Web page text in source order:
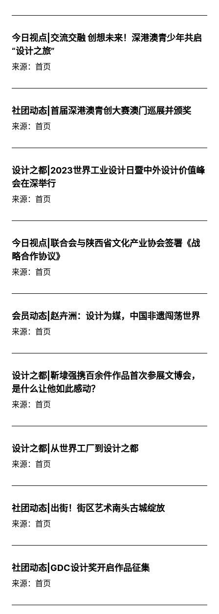
今日视点|交流交融 创想未来！深港澳青少年共启
“设计之旅”
来源：首页
社团动态|首届深港澳青创大赛澳门巡展并颁奖
来源：首页
设计之都|2023世界工业设计日暨中外设计价值峰
会在深举行
来源：首页
今日视点|联合会与陕西省文化产业协会签署《战
略合作协议》
来源：首页
会员动态|赵卉洲：设计为媒，中国非遗闯荡世界
来源：首页
设计之都|靳埭强携百余件作品首次参展文博会，
是什么让他如此感动？
来源：首页
设计之都|从世界工厂到设计之都
来源：首页
社团动态|出街！街区艺术南头古城绽放
来源：首页
社团动态|GDC设计奖开启作品征集
来源：首页